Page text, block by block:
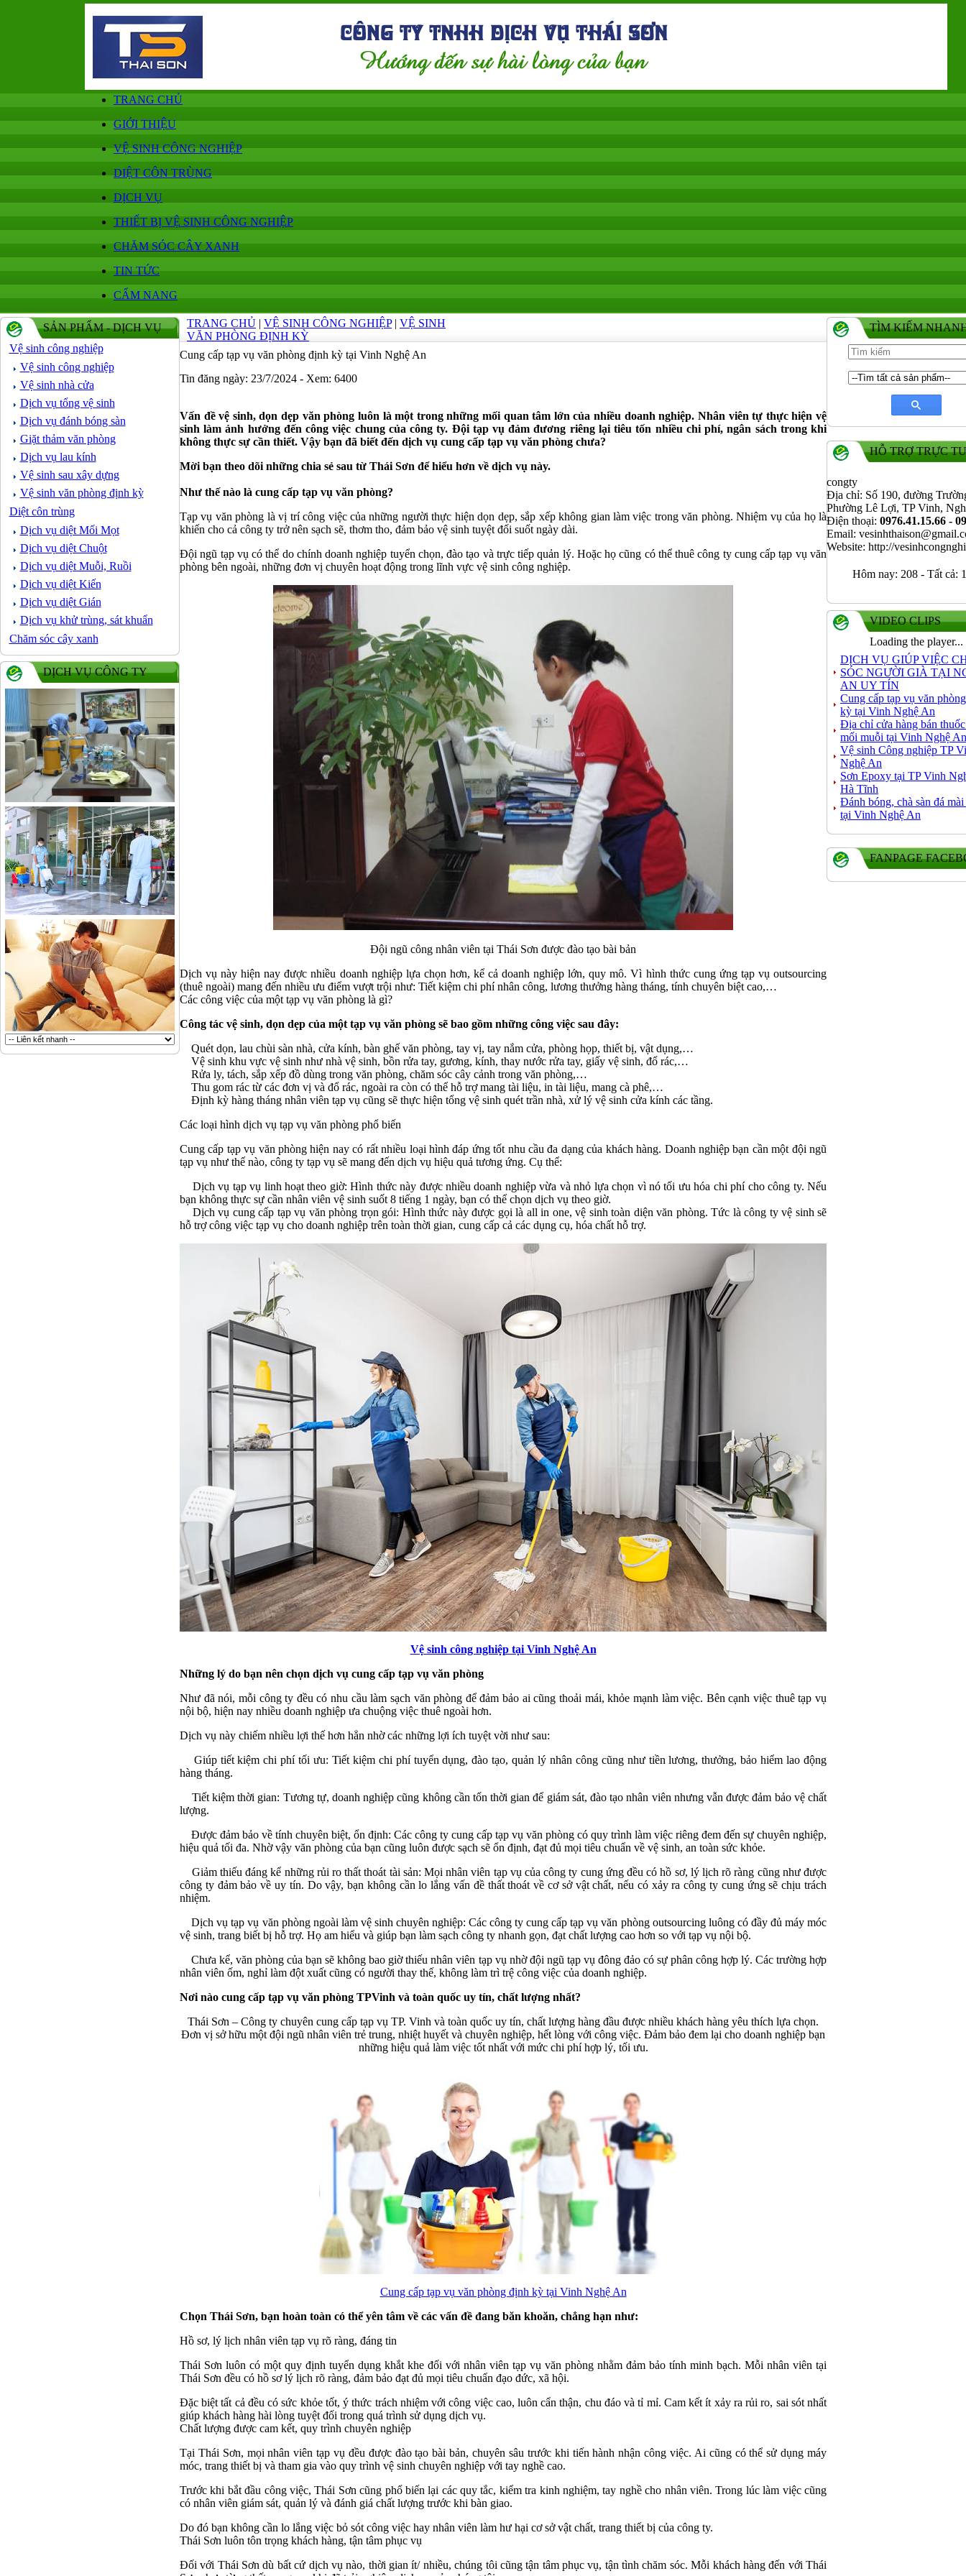
TRANG CHỦ
GIỚI THIỆU
VỆ SINH CÔNG NGHIỆP
DIỆT CÔN TRÙNG
DỊCH VỤ
THIẾT BỊ VỆ SINH CÔNG NGHIỆP
CHĂM SÓC CÂY XANH
TIN TỨC
CẨM NANG
SẢN PHẨM - DỊCH VỤ
Vệ sinh công nghiệp
Vệ sinh công nghiệp
Vệ sinh nhà cửa
Dịch vụ tổng vệ sinh
Dịch vụ đánh bóng sàn
Giặt thảm văn phòng
Dịch vụ lau kính
Vệ sinh sau xây dựng
Vệ sinh văn phòng định kỳ
Diệt côn trùng
Dịch vụ diệt Mối Mọt
Dịch vụ diệt Chuột
Dịch vụ diệt Muỗi, Ruồi
Dịch vụ diệt Kiến
Dịch vụ diệt Gián
Dịch vụ khử trùng, sát khuẩn
Chăm sóc cây xanh
DỊCH VỤ CÔNG TY
TRANG CHỦ | VỆ SINH CÔNG NGHIỆP| VỆ SINH
VĂN PHÒNG ĐỊNH KỲ
Cung cấp tạp vụ văn phòng định kỳ tại Vinh Nghệ An
Tin đăng ngày: 23/7/2024 - Xem: 6400
Vấn đề vệ sinh, dọn dẹp văn phòng luôn là một trong những mối quan tâm lớn của nhiều doanh nghiệp. Nhân viên tự thực hiện vệ
sinh làm ảnh hưởng đến công việc chung của công ty. Đội tạp vụ đảm đương riêng lại tiêu tốn nhiều chi phí, ngân sách trong khi
không thực sự cần thiết. Vậy bạn đã biết đến dịch vụ cung cấp tạp vụ văn phòng chưa?
Mời bạn theo dõi những chia sẻ sau từ Thái Sơn để hiểu hơn về dịch vụ này.
Như thế nào là cung cấp tạp vụ văn phòng?
Tạp vụ văn phòng là vị trí công việc của những người thực hiện dọn dẹp, sắp xếp không gian làm việc trong văn phòng. Nhiệm vụ của họ là
khiến cho cả công ty trở nên sạch sẽ, thơm tho, đảm bảo vệ sinh tuyệt đối suốt ngày dài.
Đội ngũ tạp vụ có thể do chính doanh nghiệp tuyển chọn, đào tạo và trực tiếp quản lý. Hoặc họ cũng có thể thuê công ty cung cấp tạp vụ văn
phòng bên ngoài, những đơn vị chuyên hoạt động trong lĩnh vực vệ sinh công nghiệp.
Đội ngũ công nhân viên tại Thái Sơn được đào tạo bài bản
Dịch vụ này hiện nay được nhiều doanh nghiệp lựa chọn hơn, kể cả doanh nghiệp lớn, quy mô. Vì hình thức cung ứng tạp vụ outsourcing
(thuê ngoài) mang đến nhiều ưu điểm vượt trội như: Tiết kiệm chi phí nhân công, lương thưởng hàng tháng, tính chuyên biệt cao,…
Các công việc của một tạp vụ văn phòng là gì?
Công tác vệ sinh, dọn dẹp của một tạp vụ văn phòng sẽ bao gồm những công việc sau đây:
Quét dọn, lau chùi sàn nhà, cửa kính, bàn ghế văn phòng, tay vị, tay nắm cửa, phòng họp, thiết bị, vật dụng,…
Vệ sinh khu vực vệ sinh như nhà vệ sinh, bồn rửa tay, gương, kính, thay nước rửa tay, giấy vệ sinh, đổ rác,…
Rửa ly, tách, sắp xếp đồ dùng trong văn phòng, chăm sóc cây cảnh trong văn phòng,…
Thu gom rác từ các đơn vị và đổ rác, ngoài ra còn có thể hỗ trợ mang tài liệu, in tài liệu, mang cà phê,…
Định kỳ hàng tháng nhân viên tạp vụ cũng sẽ thực hiện tổng vệ sinh quét trần nhà, xử lý vệ sinh cửa kính các tầng.
Các loại hình dịch vụ tạp vụ văn phòng phổ biến
Cung cấp tạp vụ văn phòng hiện nay có rất nhiều loại hình đáp ứng tốt nhu cầu đa dạng của khách hàng. Doanh nghiệp bạn cần một đội ngũ
tạp vụ như thế nào, công ty tạp vụ sẽ mang đến dịch vụ hiệu quả tương ứng. Cụ thể:
Dịch vụ tạp vụ linh hoạt theo giờ: Hình thức này được nhiều doanh nghiệp vừa và nhỏ lựa chọn vì nó tối ưu hóa chi phí cho công ty. Nếu
bạn không thực sự cần nhân viên vệ sinh suốt 8 tiếng 1 ngày, bạn có thể chọn dịch vụ theo giờ.
Dịch vụ cung cấp tạp vụ văn phòng trọn gói: Hình thức này được gọi là all in one, vệ sinh toàn diện văn phòng. Tức là công ty vệ sinh sẽ
hỗ trợ công việc tạp vụ cho doanh nghiệp trên toàn thời gian, cung cấp cả các dụng cụ, hóa chất hỗ trợ.
Vệ sinh công nghiệp tại Vinh Nghệ An
Những lý do bạn nên chọn dịch vụ cung cấp tạp vụ văn phòng
Như đã nói, mỗi công ty đều có nhu cầu làm sạch văn phòng để đảm bảo ai cũng thoải mái, khỏe mạnh làm việc. Bên cạnh việc thuê tạp vụ
nội bộ, hiện nay nhiều doanh nghiệp ưa chuộng việc thuê ngoài hơn.
Dịch vụ này chiếm nhiều lợi thế hơn hẳn nhờ các những lợi ích tuyệt vời như sau:
Giúp tiết kiệm chi phí tối ưu: Tiết kiệm chi phí tuyển dụng, đào tạo, quản lý nhân công cũng như tiền lương, thưởng, bảo hiểm lao động
hàng tháng.
Tiết kiệm thời gian: Tương tự, doanh nghiệp cũng không cần tốn thời gian để giám sát, đào tạo nhân viên nhưng vẫn được đảm bảo vệ chất
lượng.
Được đảm bảo về tính chuyên biệt, ổn định: Các công ty cung cấp tạp vụ văn phòng có quy trình làm việc riêng đem đến sự chuyên nghiệp,
hiệu quả tối đa. Nhờ vậy văn phòng của bạn cũng luôn được sạch sẽ ổn định, đạt đủ mọi tiêu chuẩn về vệ sinh, an toàn sức khỏe.
Giảm thiếu đáng kể những rủi ro thất thoát tài sản: Mọi nhân viên tạp vụ của công ty cung ứng đều có hồ sơ, lý lịch rõ ràng cũng như được
công ty đảm bảo về uy tín. Do vậy, bạn không cần lo lắng vấn đề thất thoát về cơ sở vật chất, nếu có xảy ra công ty cung ứng sẽ chịu trách
nhiệm.
Dịch vụ tạp vụ văn phòng ngoài làm vệ sinh chuyên nghiệp: Các công ty cung cấp tạp vụ văn phòng outsourcing luông có đầy đủ máy móc
vệ sinh, trang biết bị hỗ trợ. Họ am hiểu và giúp bạn làm sạch công ty nhanh gọn, đạt chất lượng cao hơn so với tạp vụ nội bộ.
Chưa kể, văn phòng của bạn sẽ không bao giờ thiếu nhân viên tạp vụ nhờ đội ngũ tạp vụ đông đảo có sự phân công hợp lý. Các trường hợp
nhân viên ốm, nghỉ làm đột xuất cũng có người thay thế, không làm trì trệ công việc của doanh nghiệp.
Nơi nào cung cấp tạp vụ văn phòng TPVinh và toàn quốc uy tín, chất lượng nhất?
Thái Sơn – Công ty chuyên cung cấp tạp vụ TP. Vinh và toàn quốc uy tín, chất lượng hàng đầu được nhiều khách hàng yêu thích lựa chọn.
Đơn vị sở hữu một đội ngũ nhân viên trẻ trung, nhiệt huyết và chuyên nghiệp, hết lòng với công việc. Đảm bảo đem lại cho doanh nghiệp bạn
những hiệu quả làm việc tốt nhất với mức chi phí hợp lý, tối ưu.
Cung cấp tạp vụ văn phòng định kỳ tại Vinh Nghệ An
Chọn Thái Sơn, bạn hoàn toàn có thể yên tâm về các vấn đề đang băn khoăn, chẳng hạn như:
Hồ sơ, lý lịch nhân viên tạp vụ rõ ràng, đáng tin
Thái Sơn luôn có một quy định tuyển dụng khắt khe đối với nhân viên tạp vụ văn phòng nhằm đảm bảo tính minh bạch. Mỗi nhân viên tại
Thái Sơn đều có hồ sơ lý lịch rõ ràng, đảm bảo đạt đủ mọi tiêu chuẩn đạo đức, xã hội.
Đặc biệt tất cả đều có sức khỏe tốt, ý thức trách nhiệm với công việc cao, luôn cẩn thận, chu đáo và tỉ mỉ. Cam kết ít xảy ra rủi ro, sai sót nhất
giúp khách hàng hài lòng tuyệt đối trong quá trình sử dụng dịch vụ.
Chất lượng được cam kết, quy trình chuyên nghiệp
Tại Thái Sơn, mọi nhân viên tạp vụ đều được đào tạo bài bản, chuyên sâu trước khi tiến hành nhận công việc. Ai cũng có thể sử dụng máy
móc, trang thiết bị và tham gia vào quy trình vệ sinh chuyên nghiệp với tay nghề cao.
Trước khi bắt đầu công việc, Thái Sơn cũng phổ biến lại các quy tắc, kiểm tra kinh nghiệm, tay nghề cho nhân viên. Trong lúc làm việc cũng
có nhân viên giám sát, quản lý và đánh giá chất lượng trước khi bàn giao.
Do đó bạn không cần lo lắng việc bỏ sót công việc hay nhân viên làm hư hại cơ sở vật chất, trang thiết bị của công ty.
Thái Sơn luôn tôn trọng khách hàng, tận tâm phục vụ
Đối với Thái Sơn dù bất cứ dịch vụ nào, thời gian ít/ nhiều, chúng tôi cũng tận tâm phục vụ, tận tình chăm sóc. Mỗi khách hàng đến với Thái
TÌM KIẾM
HỖ TRỢ TRỰC
congty
Địa chỉ: Số 190, đường
Phường Lê Lợi, TP Vinh,
Điện thoại: 0976.41.15.66 -
Email:
Website: http://
Hôm nay: 208- Tất cả:
VIDEO CLIPS
Loading the player...
DỊCH VỤ GIÚP VIỆC
SÓC NGƯỜI GIÀ TẠI
AN UY TÍN
Cung cấp tạp vụ văn
kỳ tại Vinh Nghệ An
Địa chỉ cửa hàng bán
mối muỗi tại Vinh Nghệ An
Vệ sinh Công nghiệp TP
Nghệ An
Sơn Epoxy tại TP Vinh
Hà Tĩnh
Đánh bóng, chà sàn đá
tại Vinh Nghệ An
FANPAGE